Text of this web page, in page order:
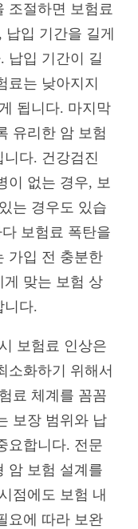
조절하면 보험료
입 기간을 길게
납입 기간이 길
료는 낮아지지
됩니다. 마지막
유리한 암 보험
다. 건강검진
이 없는 경우, 보
는 경우도 있습
보험료 폭탄을
가입 전 충분한
게 맞는 보험 상
니다.
보험료 인상은
소화하기 위해서
료 체계를 꼼꼼
보장 범위와 납
요합니다. 전문
암 보험 설계를
점에도 보험 내
요에 따라 보완